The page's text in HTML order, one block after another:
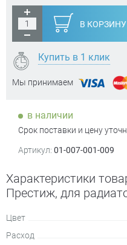
В КОРЗИНУ
Купить в 1 клик
Мы принимаем
в наличии
Срок поставки и цену
Артикул: 01-007-001-009
Характеристики
Престиж, для
Цвет
Расход